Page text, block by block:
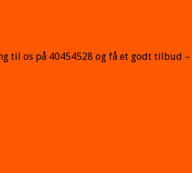
til os på 40454528 og få et godt tilbud